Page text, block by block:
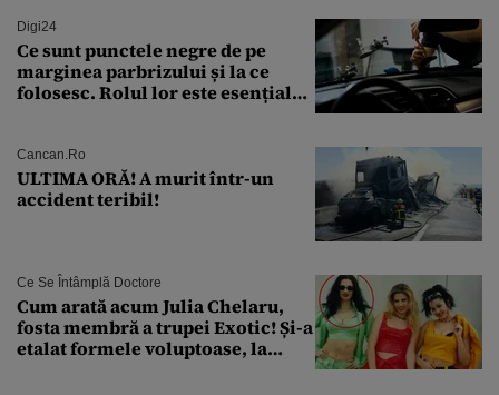
Digi24
Ce sunt punctele negre de pe
marginea parbrizului și la ce
folosesc. Rolul lor este esențial
Cancan.ro
ULTIMA ORĂ! A murit într-un
accident teribil!
Ce Se Întâmplă Doctore
Cum arată acum Julia Chelaru,
fosta membră a trupei Exotic! Și-a
etalat formele voluptoase, la